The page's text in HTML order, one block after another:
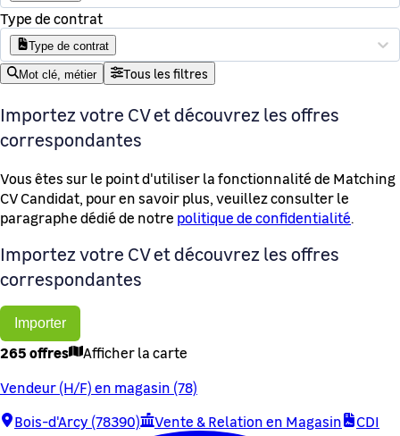
Type de contrat
Type de contrat
Mot clé, métier Tous les filtres
Importez votre CV et découvrez les offres
correspondantes
Vous êtes sur le point d'utiliser la fonctionnalité de Matching
CV Candidat, pour en savoir plus, veuillez consulter le
paragraphe dédié de notre politique de confidentialité.
Importez votre CV et découvrez les offres
correspondantes
Importer
265 offres
Afficher la carte
Vendeur (H/F) en magasin (78)
Bois-d'Arcy (78390)
Vente & Relation en Magasin CDI